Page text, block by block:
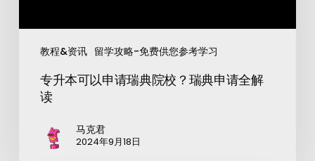
教程&资讯 留学攻略-免费供您参考学习
专升本可以申请瑞典院校？瑞典申请全解
读
马克君
2024年9月18日